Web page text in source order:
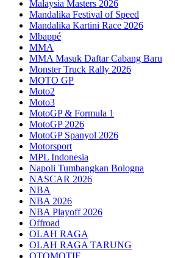
Malaysia Masters 2026
Mandalika Festival of Speed
Mandalika Kartini Race 2026
Mbappé
MMA
MMA Masuk Daftar Cabang Baru
Monster Truck Rally 2026
MOTO GP
Moto2
Moto3
MotoGP & Formula 1
MotoGP 2026
MotoGP Spanyol 2026
Motorsport
MPL Indonesia
Napoli Tumbangkan Bologna
NASCAR 2026
NBA
NBA 2026
NBA Playoff 2026
Offroad
OLAH RAGA
OLAH RAGA TARUNG
OTOMOTIF